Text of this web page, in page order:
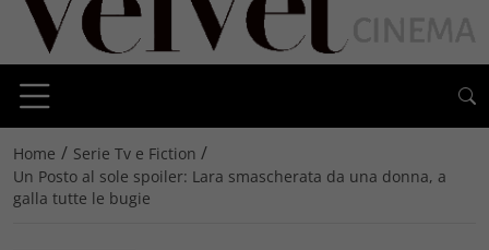
Home / Serie Tv e Fiction /
Un Posto al sole spoiler: Lara smascherata da una donna, a
galla tutte le bugie